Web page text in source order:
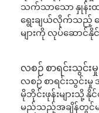
သက်သာသော နှုန်းထာ
ရွေးချယ်လိုက်သည့် န
များကို လုပ်ဆောင်
လစဉ် စာရင်းသွင်း
လစဉ် စာရင်းသွင်းမှု
မိုဘိုင်းဖုန်းများသို့ နို
မည်သည့်အချိန်တွင်